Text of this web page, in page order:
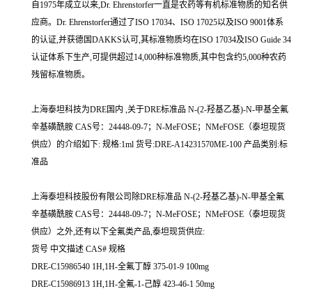
自1975年成立以来,Dr. Ehrenstorfer一直是农药等有机标准物质的知名供
应商。Dr. Ehrenstorfer通过了ISO 17034、ISO 17025以及ISO 9001体系
的认证,并获德国DAKKS认可,其标准物质均在ISO 17034及ISO Guide 34
认证体系下生产,可提供超过14,000种标准物质,其中包含约5,000种农药
残留标准物质。
上海泰坦科技为DRE国内 ,关于DRE标准品 N-(2-羟基乙基)-N-甲基全氟
辛基磺酰胺 CAS号：24448-09-7；N-MeFOSE；NMeFOSE（泰坦现货
供应）的介绍如下: 规格:1ml 货号:DRE-A14231570ME-100 产品类别:标
准品
上海泰坦科技股份有限公司除DRE标准品 N-(2-羟基乙基)-N-甲基全氟
辛基磺酰胺 CAS号：24448-09-7；N-MeFOSE；NMeFOSE（泰坦现货
供应）之外,还有以下全氟类产品,泰坦现货供应:
货号 中文描述 CAS# 规格
DRE-C15986540 1H,1H-全氟丁醇 375-01-9 100mg
DRE-C15986913 1H,1H-全氟-1-己醇 423-46-1 50mg